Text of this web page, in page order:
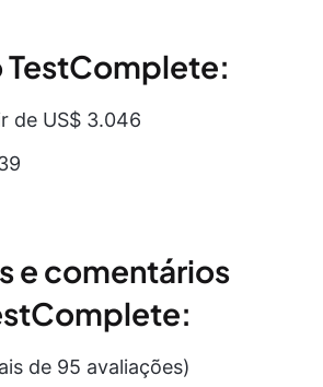
TestComplete:
de US$ 3.046
e comentários
de 95 avaliações)